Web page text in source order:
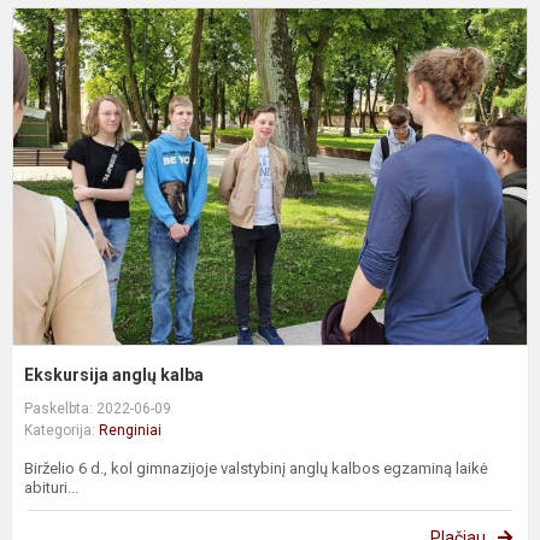
Ekskursija anglų kalba
Paskelbta: 2022-06-09
Kategorija: Renginiai
Birželio 6 d., kol gimnazijoje valstybinį anglų kalbos egzaminą laikė
abituri...